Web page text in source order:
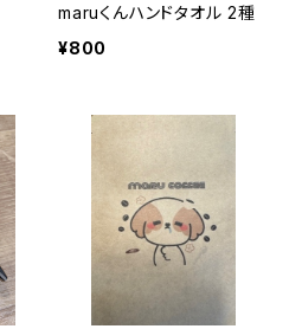
maruくんハンドタオル 2種
¥800